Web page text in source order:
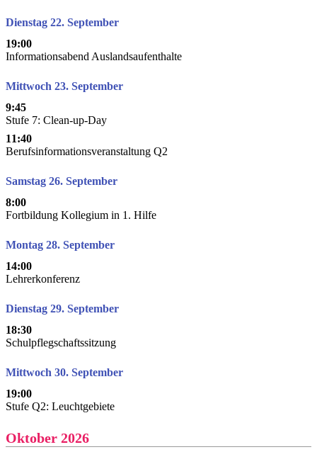
Dienstag 22. September
19:00
Informationsabend Auslandsaufenthalte
Mittwoch 23. September
9:45
Stufe 7: Clean-up-Day
11:40
Berufsinformationsveranstaltung Q2
Samstag 26. September
8:00
Fortbildung Kollegium in 1. Hilfe
Montag 28. September
14:00
Lehrerkonferenz
Dienstag 29. September
18:30
Schulpflegschaftssitzung
Mittwoch 30. September
19:00
Stufe Q2: Leuchtgebiete
Oktober 2026